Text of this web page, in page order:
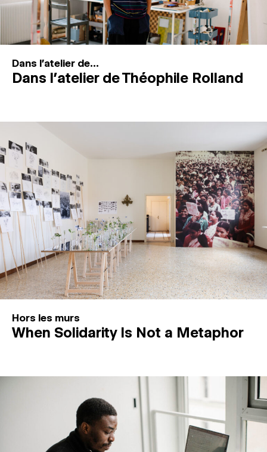
Connexion
Dans l'atelier de...
Dans l’atelier de Théophile Rolland
Hors les murs
When Solidarity Is Not a Metaphor